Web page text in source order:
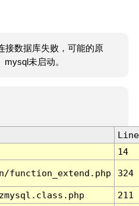
接数据库失败，可能的原
未启动。
Line
14
function_extend.php 324
211